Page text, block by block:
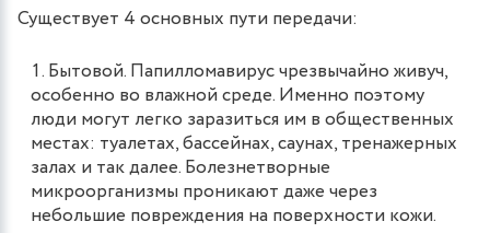
Существует 4 основных пути передачи:
Бытовой. Папилломавирус чрезвычайно живуч,
особенно во влажной среде. Именно поэтому
люди могут легко заразиться им в общественных
местах: туалетах, бассейнах, саунах, тренажерных
залах и так далее. Болезнетворные
микроорганизмы проникают даже через
небольшие повреждения на поверхности кожи.